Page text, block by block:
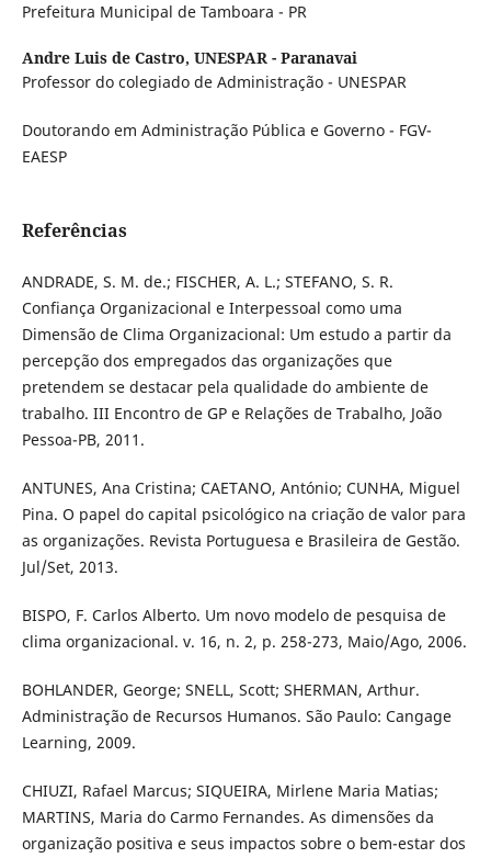
Prefeitura Municipal de Tamboara - PR
Andre Luis de Castro, UNESPAR - Paranavai
Professor do colegiado de Administração - UNESPAR
Doutorando em Administração Pública e Governo - FGV-
EAESP
Referências
ANDRADE, S. M. de.; FISCHER, A. L.; STEFANO, S. R.
Confiança Organizacional e Interpessoal como uma
Dimensão de Clima Organizacional: Um estudo a partir da
percepção dos empregados das organizações que
pretendem se destacar pela qualidade do ambiente de
trabalho. III Encontro de GP e Relações de Trabalho, João
Pessoa-PB, 2011.
ANTUNES, Ana Cristina; CAETANO, António; CUNHA, Miguel
Pina. O papel do capital psicológico na criação de valor para
as organizações. Revista Portuguesa e Brasileira de Gestão.
Jul/Set, 2013.
BISPO, F. Carlos Alberto. Um novo modelo de pesquisa de
clima organizacional. v. 16, n. 2, p. 258-273, Maio/Ago, 2006.
BOHLANDER, George; SNELL, Scott; SHERMAN, Arthur.
Administração de Recursos Humanos. São Paulo: Cangage
Learning, 2009.
CHIUZI, Rafael Marcus; SIQUEIRA, Mirlene Maria Matias;
MARTINS, Maria do Carmo Fernandes. As dimensões da
organização positiva e seus impactos sobre o bem-estar dos